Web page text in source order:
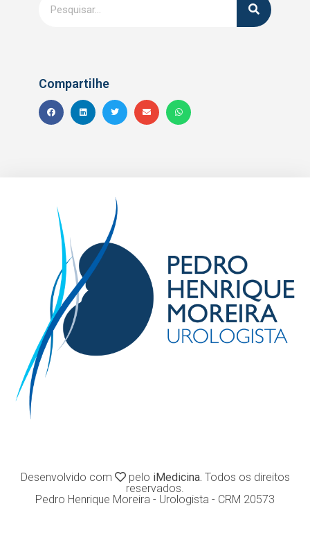
Compartilhe
Desenvolvido com pelo iMedicina. Todos os direitos
reservados.
Pedro Henrique Moreira - Urologista - CRM 20573